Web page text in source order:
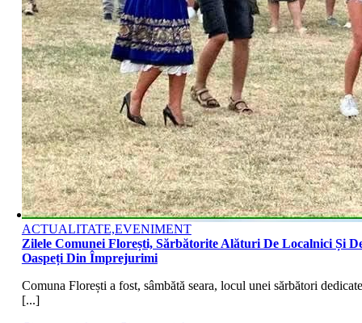
ACTUALITATE,EVENIMENT
Zilele Comunei Florești, Sărbătorite Alături De Localnici Și
Oaspeți Din Împrejurimi
Comuna Florești a fost, sâmbătă seara, locul unei sărbători dedicate
[...]